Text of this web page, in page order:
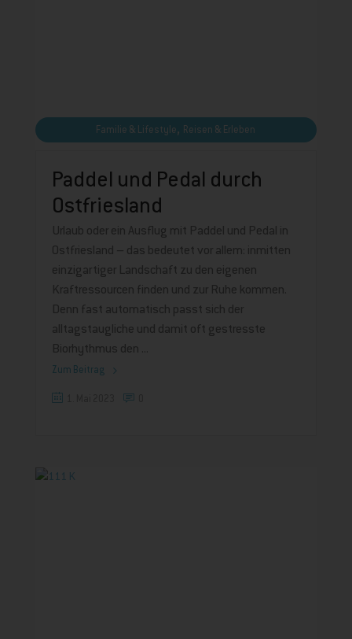
Familie & Lifestyle , Reisen & Erleben
Paddel und Pedal durch
Ostfriesland
Urlaub oder ein Ausflug mit Paddel und Pedal in
Ostfriesland – das bedeutet vor allem: inmitten
einzigartiger Landschaft zu den eigenen
Kraftressourcen finden und zur Ruhe kommen.
Denn fast automatisch passt sich der
alltagstaugliche und damit oft gestresste
Biorhythmus den
Zum Beitrag